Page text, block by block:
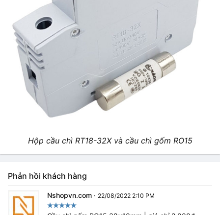
Hộp cầu chì RT18-32X và cầu chì gốm RO15
Phản hồi khách hàng
Nshopvn.com · 22/08/2022 2:10 PM